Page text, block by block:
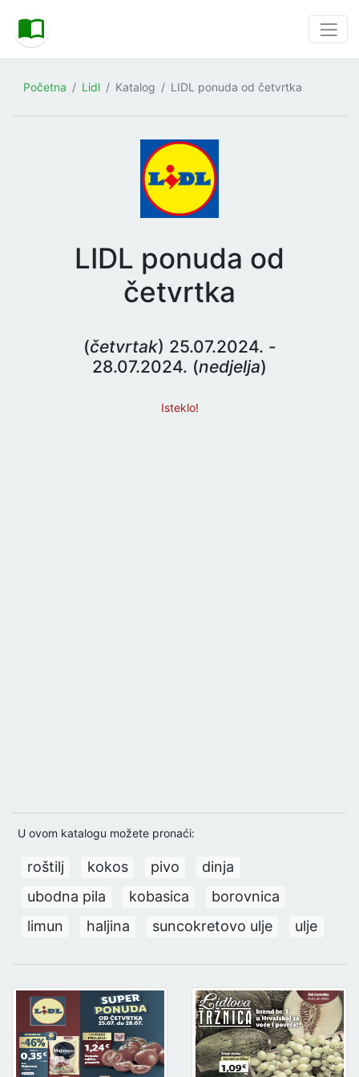
Početna Lidl Katalog LIDL ponuda od četvrtka
LIDL ponuda od
četvrtka
(četvrtak) 25.07.2024. -
28.07.2024. (nedjelja)
Isteklo!
U ovom katalogu možete pronaći:
roštilj kokos pivo
dinja
ubodna pila
kobasica
borovnica
limun
haljina suncokretovo ulje ulje